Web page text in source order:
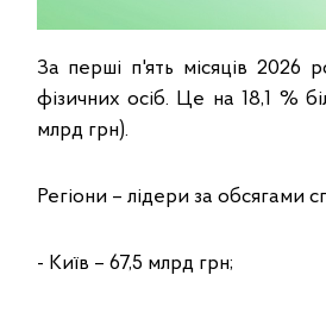
За перші п'ять місяців
фізичних осіб. Це на 18,1 %
млрд грн).
Регіони – лідери за обсягами
- Київ – 67,5 млрд грн;